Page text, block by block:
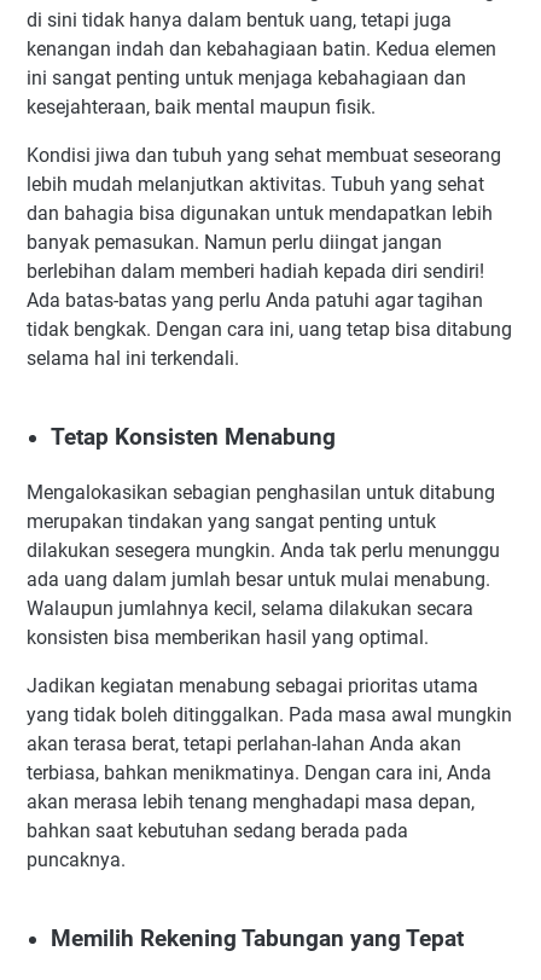
di sini tidak hanya dalam bentuk uang, tetapi juga
kenangan indah dan kebahagiaan batin. Kedua elemen
ini sangat penting untuk menjaga kebahagiaan dan
kesejahteraan, baik mental maupun fisik.
Kondisi jiwa dan tubuh yang sehat membuat seseorang
lebih mudah melanjutkan aktivitas. Tubuh yang sehat
dan bahagia bisa digunakan untuk mendapatkan lebih
banyak pemasukan. Namun perlu diingat jangan
berlebihan dalam memberi hadiah kepada diri sendiri!
Ada batas-batas yang perlu Anda patuhi agar tagihan
tidak bengkak. Dengan cara ini, uang tetap bisa ditabung
selama hal ini terkendali.
Tetap Konsisten Menabung
Mengalokasikan sebagian penghasilan untuk ditabung
merupakan tindakan yang sangat penting untuk
dilakukan sesegera mungkin. Anda tak perlu menunggu
ada uang dalam jumlah besar untuk mulai menabung.
Walaupun jumlahnya kecil, selama dilakukan secara
konsisten bisa memberikan hasil yang optimal.
Jadikan kegiatan menabung sebagai prioritas utama
yang tidak boleh ditinggalkan. Pada masa awal mungkin
akan terasa berat, tetapi perlahan-lahan Anda akan
terbiasa, bahkan menikmatinya. Dengan cara ini, Anda
akan merasa lebih tenang menghadapi masa depan,
bahkan saat kebutuhan sedang berada pada
puncaknya.
Memilih Rekening Tabungan yang Tepat